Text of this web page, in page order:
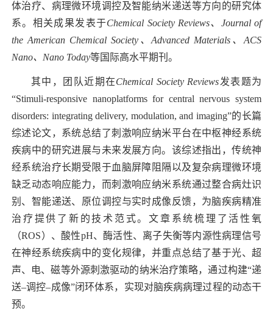
体治疗、病理微环境调控及智能纳米递送等方向的研究体
系。相关成果发表于Chemical Society Reviews、 Journal of
the American Chemical Society、Advanced Materials 、 ACS
Nano、 Nano Today等国际高水平期刊。
其中，团队近期在Chemical Society Reviews发表题为
“Stimuli-responsive nanoplatforms for central nervous system
disorders: integrating delivery, modulation, and imaging”的长篇
综述论文，系统总结了刺激响应纳米平台在中枢神经系统
疾病中的研究进展与未来发展方向。该综述指出，传统神
经系统治疗长期受限于血脑屏障阻隔以及复杂病理微环境
缺乏动态响应能力，而刺激响应纳米系统通过整合病灶识
别、智能递送、原位调控与实时成像反馈，为脑疾病精准
治疗提供了新的技术范式。文章系统梳理了活性氧
（ROS）、酸性pH、酶活性、离子失衡等内源性病理信号
在神经系统疾病中的变化规律，并重点总结了基于光、超
声、电、磁等外源刺激驱动的纳米治疗策略，通过构建“递
送–调控–成像”闭环体系，实现对脑疾病病理过程的动态干
预。